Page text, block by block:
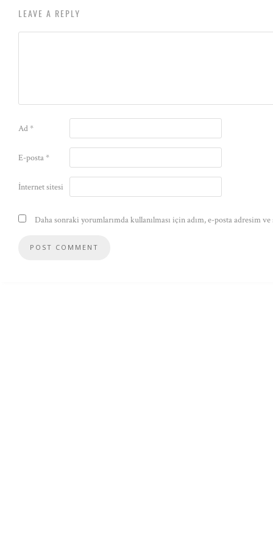
LEAVE A REPLY
Ad*
E-posta*
İnternet sitesi
Daha sonraki yorumlarımda kullanılması için adım, e-posta adresim